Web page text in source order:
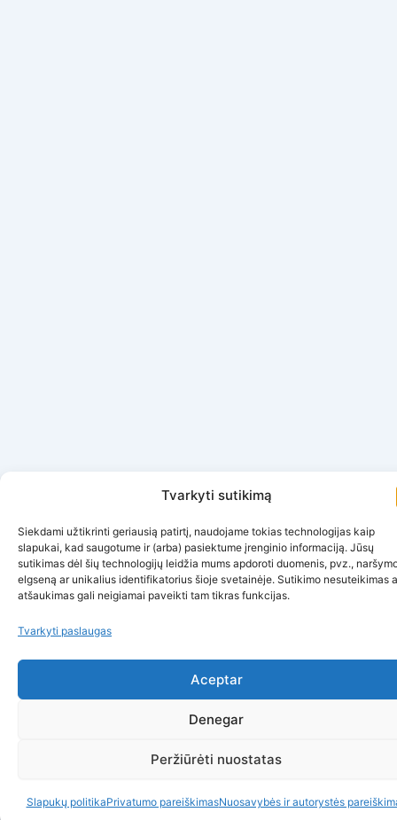
Tvarkyti sutikimą
Siekdami užtikrinti geriausią patirtį, naudojame tokias technologijas kaip
slapukai, kad saugotume ir (arba) pasiektume įrenginio informaciją. Jūsų
sutikimas dėl šių technologijų leidžia mums apdoroti duomenis, pvz.,
elgseną ar unikalius identifikatorius šioje svetainėje. Sutikimo nesuteikimas
atšaukimas gali neigiamai paveikti tam tikras funkcijas.
Tvarkyti paslaugas
Aceptar
Denegar
Peržiūrėti nuostatas
Slapukų politikaPrivatumo pareiškimasNuosavybės ir autorystės